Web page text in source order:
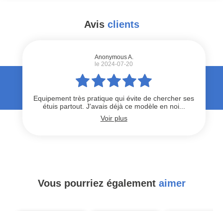
Avis clients
Anonymous A.
le 2024-07-20
Equipement très pratique qui évite de chercher ses
étuis partout. J'avais déjà ce modèle en noi...
Voir plus
Vous pourriez également aimer